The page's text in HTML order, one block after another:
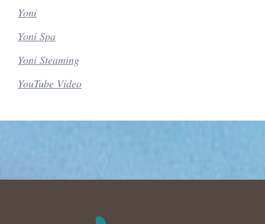
Yoni
Yoni Spa
Yoni Steaming
YouTube Video